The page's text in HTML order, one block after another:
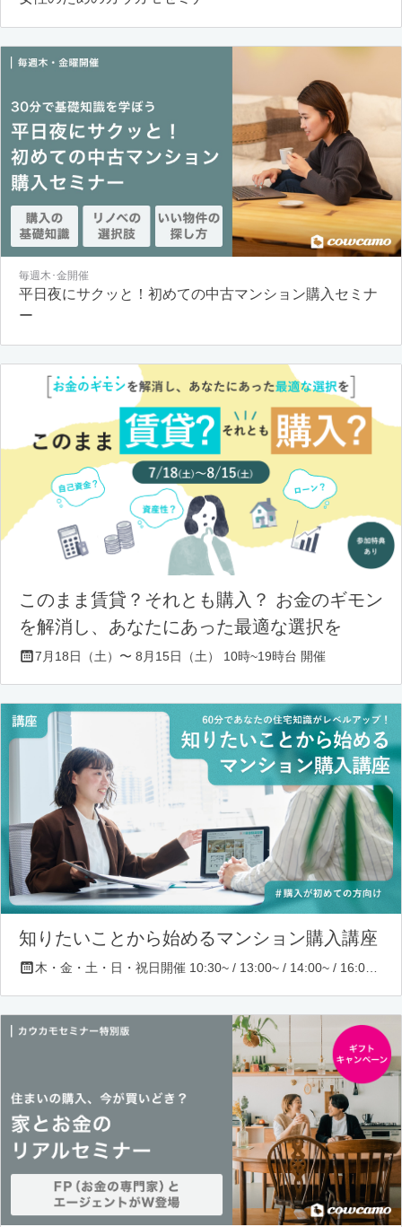
毎週木･金開催
平日夜にサクッと！初めての中古マンション購入セミナ
ー
このまま賃貸？それとも購入？ お金のギモン
を解消し、あなたにあった最適な選択を
7月18日（土）〜 8月15日（土） 10時~19時台 開催
知りたいことから始めるマンション購入講座